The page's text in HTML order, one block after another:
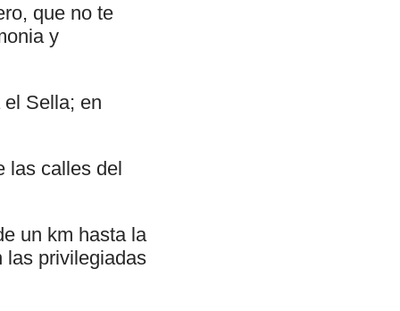
que no te
y
Sella; en
las calles del
un km hasta la
las privilegiadas